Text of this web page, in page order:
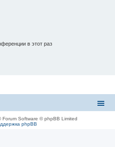
в этот раз
Forum Software © phpBB Limited
phpBB